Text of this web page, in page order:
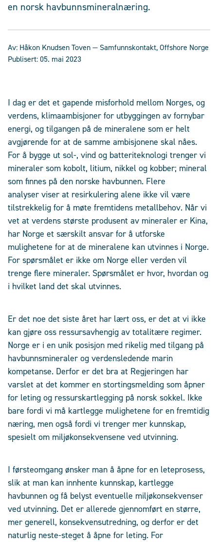
en norsk havbunnsmineralnæring.
Av: Håkon Knudsen Toven— Samfunnskontakt, Offshore Norge
Publisert:05. mai 2023
I dag er det et gapende misforhold mellom Norges, og
verdens, klimaambisjoner for utbyggingen av fornybar
energi, og tilgangen på de mineralene som er helt
avgjørende for at de samme ambisjonene skal nåes.
For å bygge ut sol-, vind og batteriteknologi trenger vi
mineraler som kobolt, litium, nikkel og kobber; mineral
som finnes på den norske havbunnen. Flere
analyser viser at resirkulering alene ikke vil være
tilstrekkelig for å møte fremtidens metallbehov. Når vi
vet at verdens største produsent av mineraler er Kina,
har Norge et særskilt ansvar for å utforske
mulighetene for at de mineralene kan utvinnes i Norge.
For spørsmålet er ikke om Norge eller verden vil
trenge flere mineraler. Spørsmålet er hvor, hvordan og
i hvilket land det skal utvinnes.
Er det noe det siste året har lært oss, er det at vi ikke
kan gjøre oss ressursavhengig av totalitære regimer.
Norge er i en unik posisjon med rikelig med tilgang på
havbunnsmineraler og verdensledende marin
kompetanse. Derfor er det bra at Regjeringen har
varslet at det kommer en stortingsmelding som åpner
for leting og ressurskartlegging på norsk sokkel. Ikke
bare fordi vi må kartlegge mulighetene for en fremtidig
næring, men også fordi vi trenger mer kunnskap,
spesielt om miljøkonsekvensene ved utvinning.
I førsteomgang ønsker man å åpne for en leteprosess,
slik at man kan innhente kunnskap, kartlegge
havbunnen og få belyst eventuelle miljøkonsekvenser
ved utvinning. Det er allerede gjennomført en større,
mer generell, konsekvensutredning, og derfor er det
naturlig neste-steget å åpne for leting. For